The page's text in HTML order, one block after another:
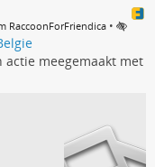
RaccoonForFriendica •
actie meegemaakt met